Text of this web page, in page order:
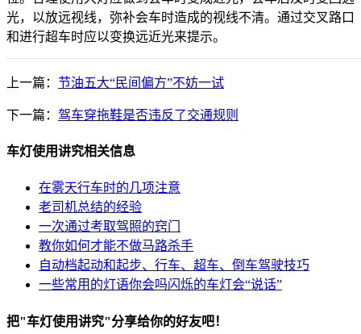
光，以放远视线，弥补会车时造成的视线不清。通过交叉路口
和进行超车时应以变换远近光来提示。
上一篇： 节油五大“民间偏方”不妨一试
下一篇： 驾车穿拖鞋是否违反了交通规则
车灯使用讲究相关信息
在雾天行车时的几项注意
老司机总结的经验
一次通过考取驾照的窍门
教你如何才能不做马路杀手
自动档起动和起步、行车、超车、倒车驾驶技巧
一些常用的灯语你会吗闪烁的车灯会“说话”
把"车灯使用讲究"分享给你的好友吧！